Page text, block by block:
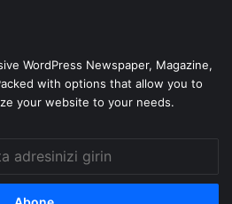
WordPress Newspaper, Magazine,
with options that allow you to
your website to your needs.